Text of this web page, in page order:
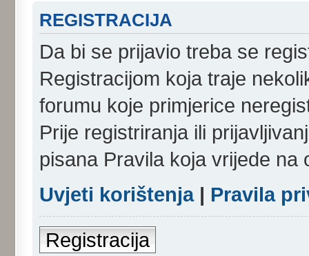
REGISTRACIJA
Da bi se prijavio treba se
Registracijom koja traje
forumu koje primjerice
Prije registriranja ili
pisana Pravila koja vrijede na
Uvjeti korištenja| Pravila
Registracija